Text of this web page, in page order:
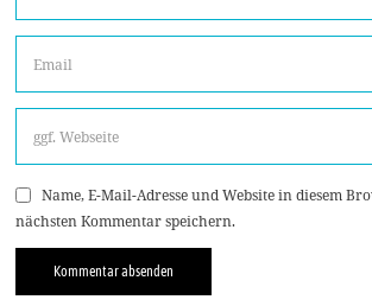
Name, E-Mail-Adresse und Website in diesem
nächsten Kommentar speichern.